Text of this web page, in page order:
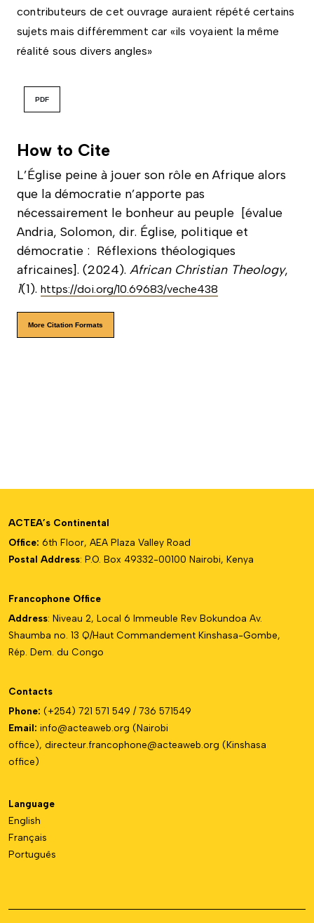
How to Cite
L’Église peine à jouer son rôle en Afrique alors
que la démocratie n’apporte pas
nécessairement le bonheur au peuple [évalue
Andria, Solomon, dir. Église, politique et
démocratie : Réflexions théologiques
africaines]. (2024). African Christian Theology,
1(1). https://doi.org/10.69683/veche438
More Citation Formats
contributeurs de cet ouvrage auraient répété certains
sujets mais différemment car «ils voyaient la même
réalité sous divers angles»
PDF
ACTEA’s Continental
Office: 6th Floor, AEA Plaza Valley Road
Postal Address: P.O. Box 49332-00100 Nairobi, Kenya
Francophone Office
Address: Niveau 2, Local 6 Immeuble Rev Bokundoa Av.
Shaumba no. 13 Q/Haut Commandement Kinshasa-Gombe,
Rép. Dem. du Congo
Contacts
Phone: (+254) 721 571 549 / 736 571549
Email: info@acteaweb.org (Nairobi
office), directeur.francophone@acteaweb.org (Kinshasa
office)
Language
English
Français
Português